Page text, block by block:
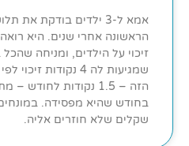
אמא ל-3 ילדים בודקת
זיכוי על הילדים, ומניחה
שמגיעות לה 4
שקלים שלא חוזרים אליה.